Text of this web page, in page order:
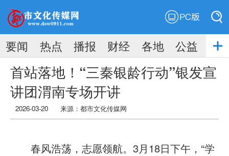
搜索
搜索
要闻 热点 播报 财经 各地 公益
首站落地！“三秦银龄行动”银发宣
讲团渭南专场开讲
2026-03-20 来源： 都市文化传媒网
春风浩荡，志愿领航。3月18日下午，“学